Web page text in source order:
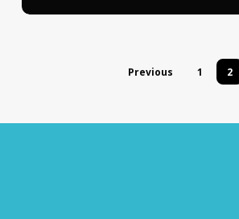
Previous 1 2